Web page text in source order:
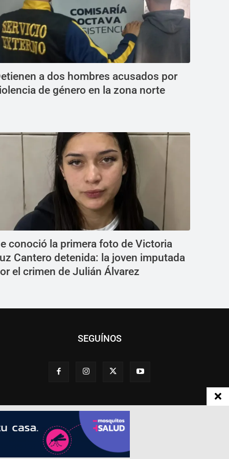
a dos hombres acusados por
de género en la zona norte
conoció la primera foto de Victoria
Cantero detenida: la joven imputada
el crimen de Julián Álvarez
SEGUÍNOS